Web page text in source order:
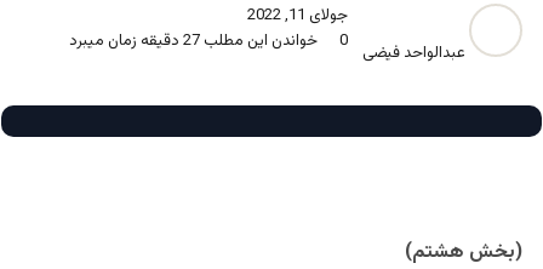
عبدالواحد فیضی
جولای 11, 2022
0
خواندن این مطلب 27 دقیقه زمان میبرد
(بخش هشتم)